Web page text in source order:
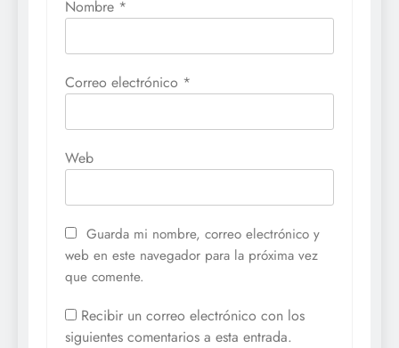
Nombre *
Correo electrónico *
Web
Guarda mi nombre, correo electrónico y
web en este navegador para la próxima vez
que comente.
Recibir un correo electrónico con los
siguientes comentarios a esta entrada.